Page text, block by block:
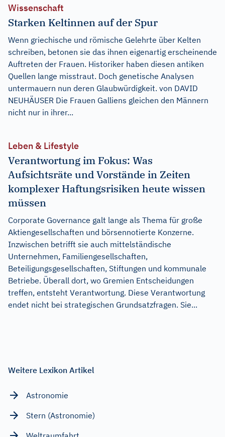
Wissenschaft
Starken Keltinnen auf der Spur
Wenn griechische und römische Gelehrte über Kelten
schreiben, betonen sie das ihnen eigenartig erscheinende
Auftreten der Frauen. Historiker haben diesen antiken
Quellen lange misstraut. Doch genetische Analysen
untermauern nun deren Glaubwürdigkeit. von DAVID
NEUHÄUSER Die Frauen Galliens gleichen den Männern
nicht nur in ihrer...
Leben & Lifestyle
Verantwortung im Fokus: Was
Aufsichtsräte und Vorstände in Zeiten
komplexer Haftungsrisiken heute wissen
müssen
Corporate Governance galt lange als Thema für große
Aktiengesellschaften und börsennotierte Konzerne.
Inzwischen betrifft sie auch mittelständische
Unternehmen, Familiengesellschaften,
Beteiligungsgesellschaften, Stiftungen und kommunale
Betriebe. Überall dort, wo Gremien Entscheidungen
treffen, entsteht Verantwortung. Diese Verantwortung
endet nicht bei strategischen Grundsatzfragen. Sie...
Weitere Lexikon Artikel
Astronomie
Stern (Astronomie)